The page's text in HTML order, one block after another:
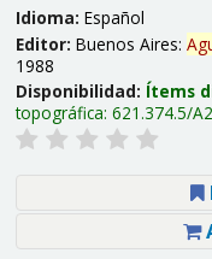
Idioma: Español
Editor: Buenos Aires:
1988
Disponibilidad: Ítems
topográfica: 621.374.5/